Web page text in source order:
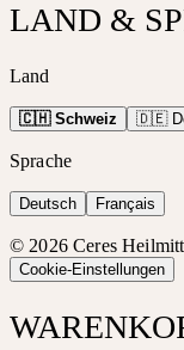
LAND &
Land
🇨🇭 Schweiz 🇩🇪
Sprache
Deutsch Français
© 2026 Ceres
Cookie-Einstellungen